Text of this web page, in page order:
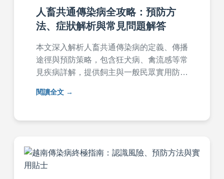
人畜共通傳染病全攻略：預防方
法、症狀解析與常見問題解答
本文深入解析人畜共通傳染病的定義、傳播
途徑與預防策略，包含狂犬病、禽流感等常
見疾病詳解，提供飼主與一般民眾實用防護
消毒重點，並以問答形式解決常見疑惑，幫
閱讀全文